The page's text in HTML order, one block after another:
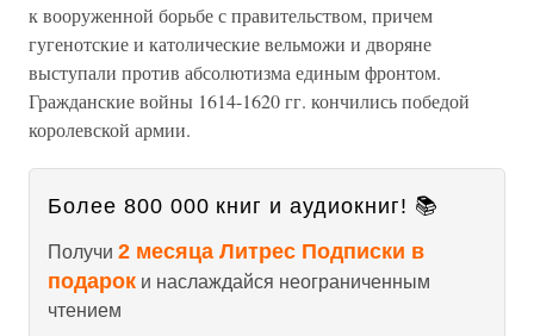
к вооруженной борьбе с правительством, причем
гугенотские и католические вельможи и дворяне
выступали против абсолютизма единым фронтом.
Гражданские войны 1614-1620 гг. кончились победой
королевской армии.
Более 800 000 книг и аудиокниг! 📚
Получи 2 месяца Литрес Подписки в
подарок и наслаждайся неограниченным
чтением